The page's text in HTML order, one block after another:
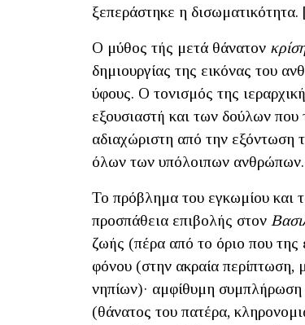
ξεπεράστηκε η
Ο μύθος τής μετά θάνατον
δημιουργίας της εικόνας του
ύφους. Ο τονισμός της
εξουσιαστή και των δούλων
αδιαχώριστη από την εξόντωση
όλων των υπόλοιπων ανθρώπων.
Το πρόβλημα του εγκωμίου και
προσπάθεια επιβολής στον
ζωής (πέρα από το όριο που της
φόνου (στην ακραία περίπτωση,
νηπίων)· αμφίθυμη συμπλήρωση
(θάνατος του πατέρα,